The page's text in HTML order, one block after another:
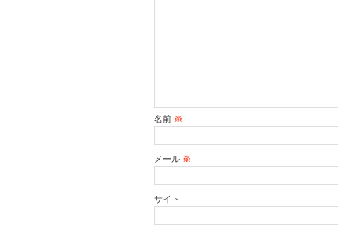
名前 ※
メール ※
サイト